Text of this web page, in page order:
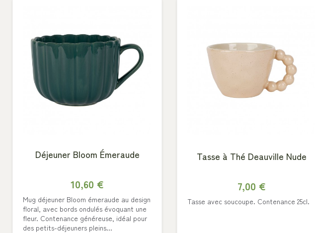
Déjeuner Bloom Émeraude
10,60 €
Mug déjeuner Bloom émeraude au design
floral, avec bords ondulés évoquant une
fleur. Contenance généreuse, idéal pour
des petits-déjeuners pleins...
Tasse à Thé Deauville Nude
7,00 €
Tasse avec soucoupe. Contenance 25cl.